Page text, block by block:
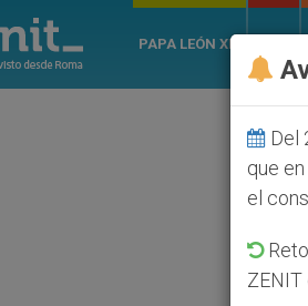
PAPA LEÓN XIV
Del
que
el
ZENIT